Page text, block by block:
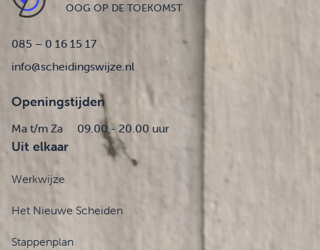
OOG OP DE TOEKOMST
085 – 0 16 15 17
info@scheidingswijze.nl
Openingstijden
Ma t/m Za 09.00 - 20.00 uur
Uit elkaar
Werkwijze
Het Nieuwe Scheiden
Stappenplan